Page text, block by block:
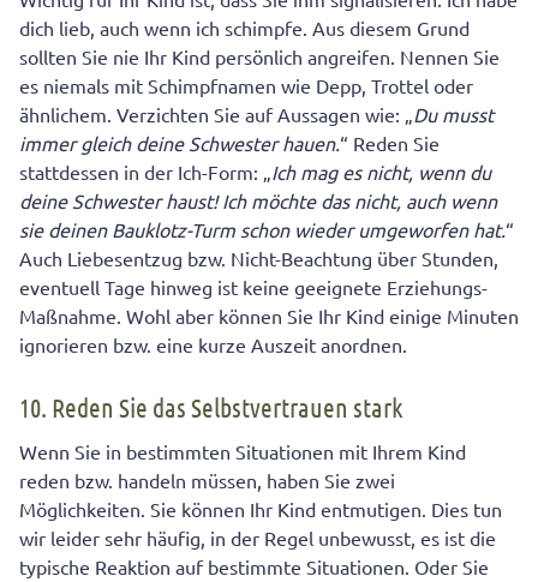
dich lieb, auch wenn ich schimpfe. Aus diesem Grund
sollten Sie nie Ihr Kind persönlich angreifen. Nennen Sie
es niemals mit Schimpfnamen wie Depp, Trottel oder
ähnlichem. Verzichten Sie auf Aussagen wie: „Du musst
immer gleich deine Schwester hauen.“ Reden Sie
stattdessen in der Ich-Form: „Ich mag es nicht, wenn du
deine Schwester haust! Ich möchte das nicht, auch wenn
sie deinen Bauklotz-Turm schon wieder umgeworfen hat.“
Auch Liebesentzug bzw. Nicht-Beachtung über Stunden,
eventuell Tage hinweg ist keine geeignete Erziehungs-
Maßnahme. Wohl aber können Sie Ihr Kind einige Minuten
ignorieren bzw. eine kurze Auszeit anordnen.
10. Reden Sie das Selbstvertrauen stark
Wenn Sie in bestimmten Situationen mit Ihrem Kind
reden bzw. handeln müssen, haben Sie zwei
Möglichkeiten. Sie können Ihr Kind entmutigen. Dies tun
wir leider sehr häufig, in der Regel unbewusst, es ist die
typische Reaktion auf bestimmte Situationen. Oder Sie